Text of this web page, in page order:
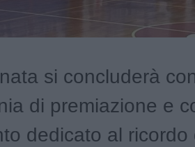
si concluderà
di premiazione e
dedicato al ricordo